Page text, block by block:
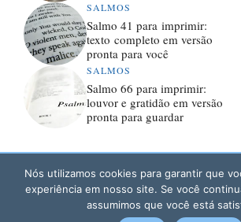
SALMOS
Salmo 41 para imprimir:
texto completo em versão
pronta para você
SALMOS
Salmo 66 para imprimir:
louvor e gratidão em versão
pronta para guardar
© 2026 SANTOS E
POLÍTICA DE
TERMOS DE USO
Nós utilizamos cookies para garantir que
experiência em nosso site. Se você
assumimos que você está